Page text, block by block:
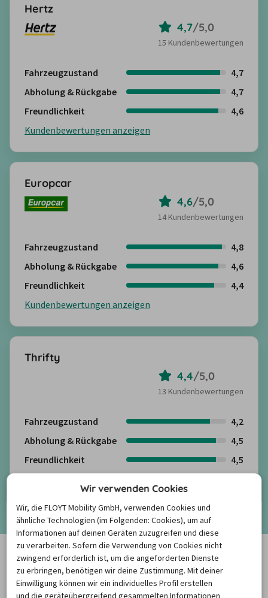
Hertz
4,7/5,0
15 Kundenbewertungen
Fahrzeugzustand
4,7
Abholung & Rückgabe
4,7
Freundlichkeit
4,6
Kundenbewertungen anzeigen
Europcar
4,6/5,0
14 Kundenbewertungen
Fahrzeugzustand
4,8
Abholung & Rückgabe
4,6
Freundlichkeit
4,4
Kundenbewertungen anzeigen
Thrifty
4,4/5,0
13 Kundenbewertungen
Fahrzeugzustand
4,2
Abholung & Rückgabe
4,5
Freundlichkeit
4,5
Mehr anzeigen
PREISBAROMETER
Wir verwenden Cookies
Wir, die FLOYT Mobility GmbH, verwenden Cookies und
ähnliche Technologien (im Folgenden: Cookies), um auf
Informationen auf deinen Geräten zuzugreifen und diese
zu verarbeiten. Sofern die Verwendung von Cookies nicht
zwingend erforderlich ist, um die angeforderten Dienste
zu erbringen, benötigen wir deine Zustimmung. Mit deiner
Einwilligung können wir ein individuelles Profil erstellen
und die geräteübergreifend gesammelten Informationen